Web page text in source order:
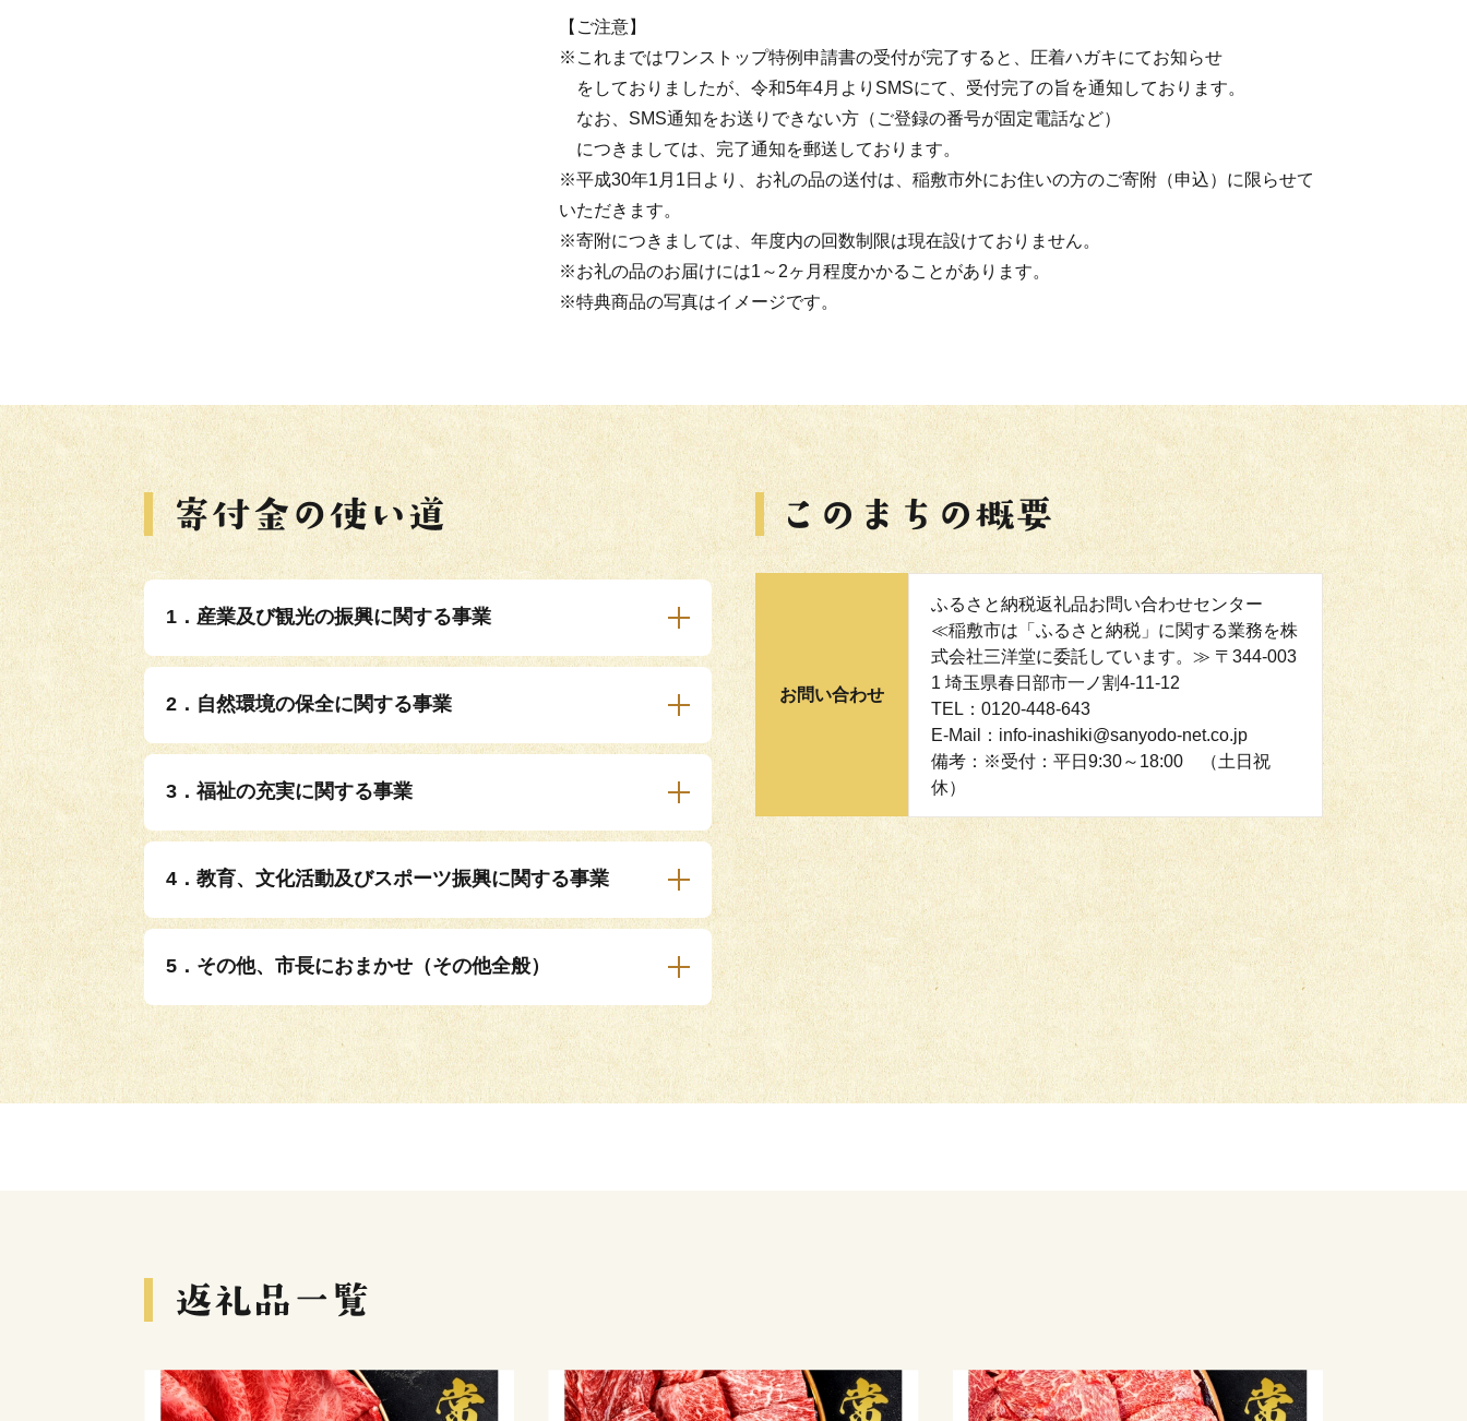
【ご注意】
※これまではワンストップ特例申請書の受付が完了すると、圧着ハガキにてお知らせ
をしておりましたが、令和5年4月よりSMSにて、受付完了の旨を通知しております。
なお、SMS通知をお送りできない方（ご登録の番号が固定電話など）
につきましては、完了通知を郵送しております。
※平成30年1月1日より、お礼の品の送付は、稲敷市外にお住いの方のご寄附（申込）に限らせて
いただきます。
※寄附につきましては、年度内の回数制限は現在設けておりません。
※お礼の品のお届けには1～2ヶ月程度かかることがあります。
※特典商品の写真はイメージです。
1．産業及び観光の振興に関する事業
2．自然環境の保全に関する事業
3．福祉の充実に関する事業
4．教育、文化活動及びスポーツ振興に関する事業
5．その他、市長におまかせ（その他全般）
お問い合わせ
ふるさと納税返礼品お問い合わせセンター
≪稲敷市は「ふるさと納税」に関する業務を株
式会社三洋堂に委託しています。≫ 〒344-003
1 埼玉県春日部市一ノ割4-11-12
TEL：0120-448-643
E-Mail：info-inashiki@sanyodo-net.co.jp
備考：※受付：平日9:30～18:00 （土日祝
休）